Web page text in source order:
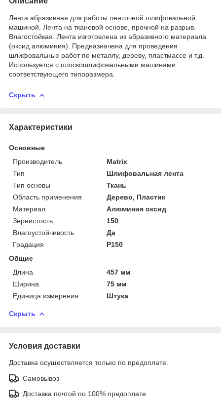
Лента абразивная для работы ленточной шлифовальной
машиной. Лента на тканевой основе, прочной на разрыв.
Влагостойкая. Лента изготовлена из абразивного материала
(оксид алюминия). Предназначена для проведения
шлифовальных работ по металлу, дереву, пластмассе и т.д.
Используется с плоскошлифовальными машинами
соответствующего типоразмера.
Скрыть
Характеристики
Основные
Производитель
Matrix
Тип
Шлифовальная лента
Тип основы
Ткань
Область применения
Дерево, Пластик
Материал
Алюминия оксид
Зернистость
150
Влагоустойчивость
Да
Градация
P150
Общие
Длина
457 мм
Ширина
75 мм
Единица измерения
Штука
Скрыть
Условия доставки
Доставка осуществляется только по предоплате.
Самовывоз
Доставка почтой по 100% предоплате